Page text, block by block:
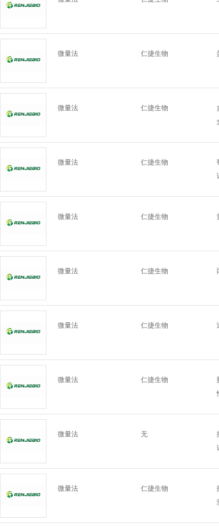
微量法 仁捷生物
微量法 仁捷生物
微量法 仁捷生物
微量法 仁捷生物
微量法 仁捷生物
微量法 仁捷生物
微量法 仁捷生物
微量法 无
微量法 仁捷生物